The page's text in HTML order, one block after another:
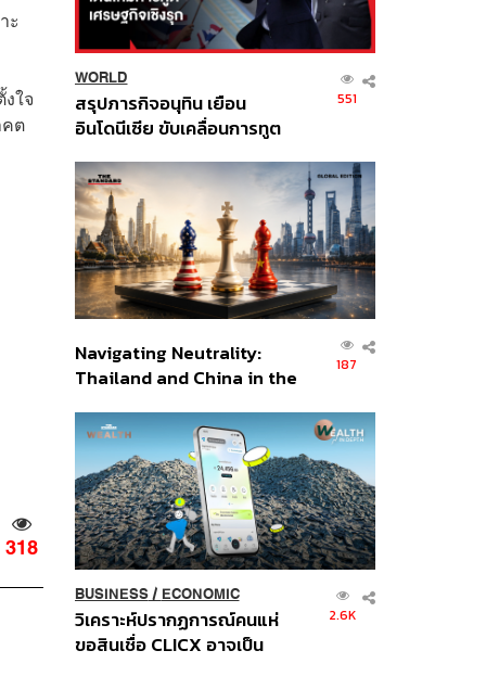
ะ
ใจ
คต
318
WORLD
สรุปภารกิจอนุทิน เยือน
อินโดนีเซีย ขับเคลื่อนการทูต
ส่วนยุทธศาสตร์ไทย –
อินโดนีเซีย
551
Navigating Neutrality:
Thailand and China in the
Order
187
BUSINESS/ ECONOMIC
วิเคราะห์ปรากฏการณ์คนแห่
ขอสินเชื่อ CLICX อาจเป็น
2.6K